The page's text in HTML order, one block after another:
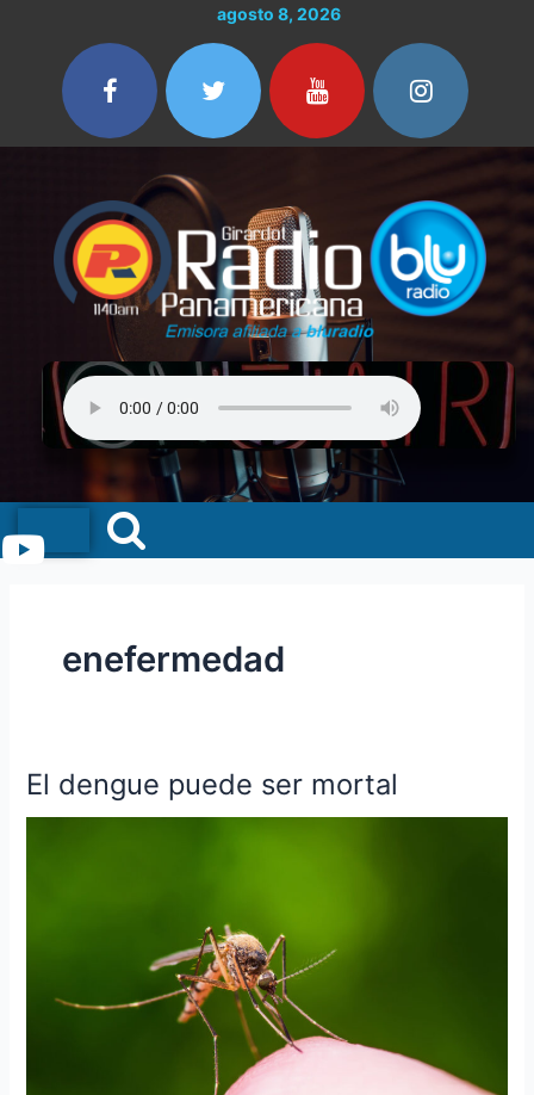
contenido
agosto 8, 2026
Menu
enefermedad
El dengue puede ser mortal
El